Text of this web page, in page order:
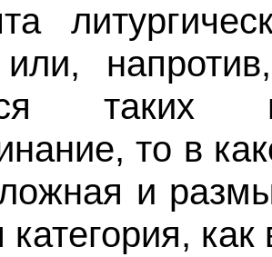
напротив,
таких
то в
и
категория,